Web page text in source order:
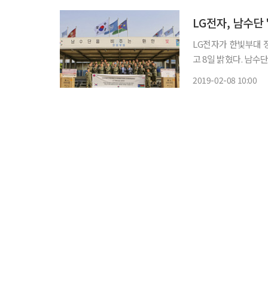
LG전자, 남수
LG전자가 한빛부대
고 8일 밝혔다. 남수단 종글레이주 보르시에 위치한 한빛부대는 2013년 파병 이래 남수단 재
2019-02-08 10:00